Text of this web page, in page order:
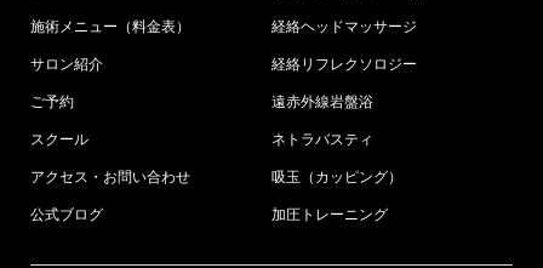
施術メニュー（料金表）
サロン紹介
ご予約
スクール
アクセス・お問い合わせ
公式ブログ
経絡ヘッドマッサージ
経絡リフレクソロジー
遠赤外線岩盤浴
ネトラバスティ
吸玉（カッピング）
加圧トレーニング